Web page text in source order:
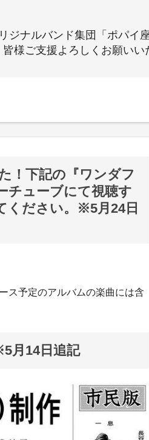
ジナルバンド集団「ポパイ
様ご支援よろしくお願いい
！下記の『ワンダフ
チューブにて視聴す
ください。※5月24日
ス予定のアルバムの楽曲には含
月14日追記